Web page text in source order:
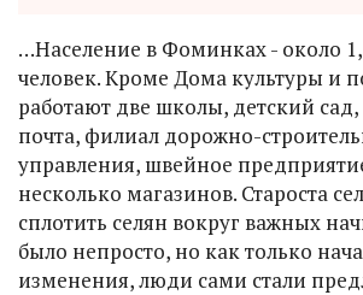
…Население в Фоминках - около
человек. Кроме Дома культуры и
работают две школы, детский
почта, филиал дорожно-
управления, швейное
несколько магазинов. Староста
сплотить селян вокруг важных
было непросто, но как только
изменения, люди сами стали